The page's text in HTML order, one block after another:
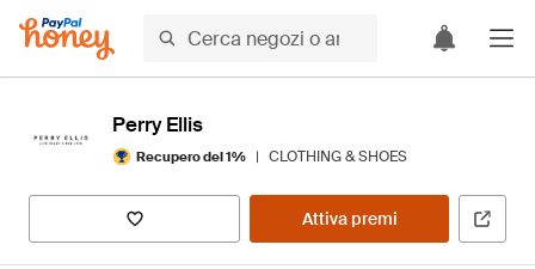
Perry Ellis
Recupero del 1% | CLOTHING & SHOES
Attiva premi